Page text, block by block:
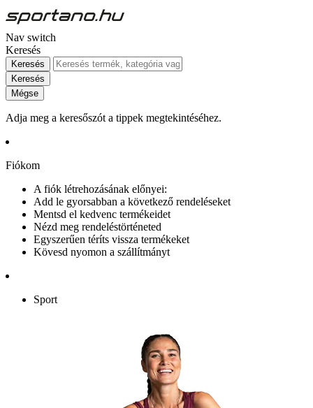
Nav switch
Keresés
Keresés
Keresés
Mégse
Adja meg a keresőszót a tippek megtekintéséhez.
Fiókom
A fiók létrehozásának előnyei:
Add le gyorsabban a következő rendeléseket
Mentsd el kedvenc termékeidet
Nézd meg rendeléstörténeted
Egyszerűen téríts vissza termékeket
Kövesd nyomon a szállítmányt
Sport